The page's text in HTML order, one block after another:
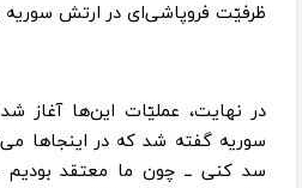
ظرفیّت فروپاشی‌ای در ارتش سوریه
در نهایت، عملیّات این‌ها آغاز
سوریه گفته شد که در اینجاها
سد کنی ــ چون ما معتقد بودیم